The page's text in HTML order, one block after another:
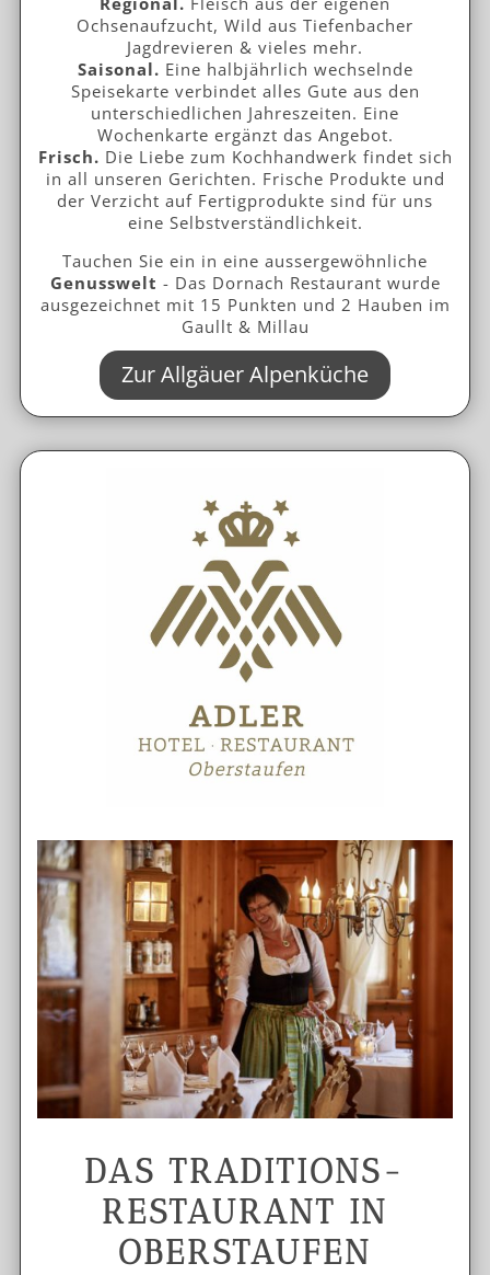
Ochsenaufzucht, Wild aus Tiefenbacher
Jagdrevieren & vieles mehr.
Saisonal. Eine halbjährlich wechselnde
Speisekarte verbindet alles Gute aus den
unterschiedlichen Jahreszeiten. Eine
Wochenkarte ergänzt das Angebot.
Frisch. Die Liebe zum Kochhandwerk findet sich
in all unseren Gerichten. Frische Produkte und
der Verzicht auf Fertigprodukte sind für uns
eine Selbstverständlichkeit.
Tauchen Sie ein in eine aussergewöhnliche
Genusswelt - Das Dornach Restaurant wurde
ausgezeichnet mit 15 Punkten und 2 Hauben im
Gaullt & Millau
Zur Allgäuer Alpenküche
DAS TRADITIONS-
RESTAURANT IN
OBERSTAUFEN